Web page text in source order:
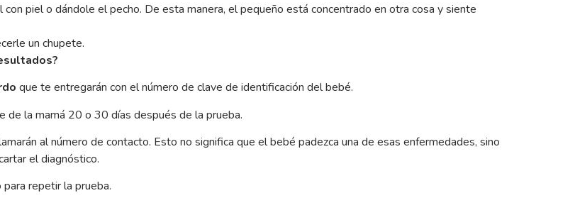
piel o dándole el pecho. De esta manera, el pequeño está concentrado en otra cosa y siente
un chupete.
que te entregarán con el número de clave de identificación del bebé.
de la mamá 20 o 30 días después de la prueba.
al número de contacto. Esto no significa que el bebé padezca una de esas enfermedades, sino
el diagnóstico.
repetir la prueba.